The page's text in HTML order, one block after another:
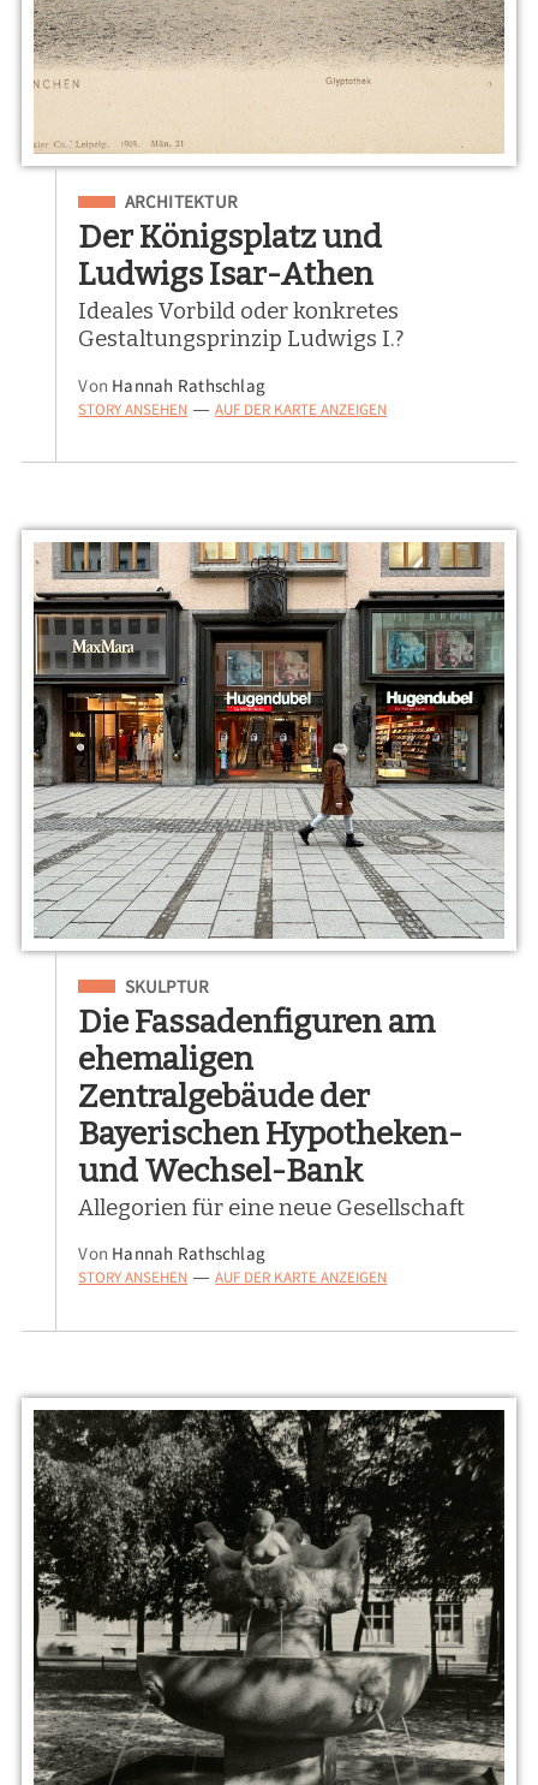
Eingeordnet unter
ARCHITEKTUR
Der Königsplatz und
Ludwigs Isar-Athen
Ideales Vorbild oder konkretes
Gestaltungsprinzip Ludwigs I.?
Von Hannah Rathschlag
STORY ANSEHEN — AUF DER KARTE ANZEIGEN
Eingeordnet unter
SKULPTUR
Die Fassadenfiguren am
ehemaligen
Zentralgebäude der
Bayerischen Hypotheken-
und Wechsel-Bank
Allegorien für eine neue Gesellschaft
Von Hannah Rathschlag
STORY ANSEHEN — AUF DER KARTE ANZEIGEN